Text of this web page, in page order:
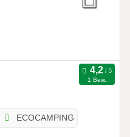
1 Bew.
ECOCAMPING